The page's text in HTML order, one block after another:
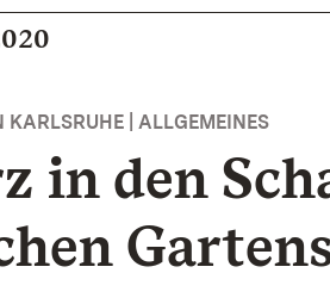
KARLSRUHE | ALLGEMEINES
in den